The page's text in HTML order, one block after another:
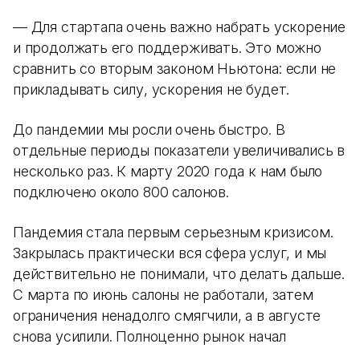
— Для стартапа очень важно набрать ускорение
и продолжать его поддерживать. Это можно
сравнить со вторым законом Ньютона: если не
прикладывать силу, ускорения не будет.
До пандемии мы росли очень быстро. В
отдельные периоды показатели увеличивались в
несколько раз. К марту 2020 года к нам было
подключено около 800 салонов.
Пандемия стала первым серьезным кризисом.
Закрылась практически вся сфера услуг, и мы
действительно не понимали, что делать дальше.
С марта по июнь салоны не работали, затем
ограничения ненадолго смягчили, а в августе
снова усилили. Полноценно рынок начал